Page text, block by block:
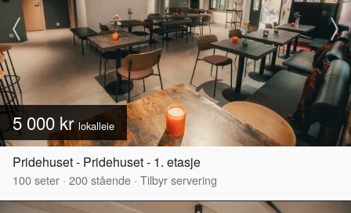
5 000 krlokalleie
Pridehuset - Pridehuset - 1. etasje
100seter · 200stående · Tilbyr servering